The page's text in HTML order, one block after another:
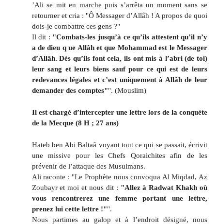
’Ali se mit en marche puis s’arrêta un moment sans se
retourner et cria : "Ô Messager d’Allâh ! A propos de quoi
dois-je combattre ces gens ?"
Il dit : "Combats-les jusqu’à ce qu’ils attestent qu’il n’y
a de dieu q ue Allâh et que Mohammad est le Messager
d’Allâh. Dès qu’ils font cela, ils ont mis à l’abri (de toi)
leur sang et leurs biens sauf pour ce qui est de leurs
redevances légales et c’est uniquement à Allâh de leur
demander des comptes"". (Mouslim)
Il est chargé d’intercepter une lettre lors de la conquète
de la Mecque (8 H ; 27 ans)
Hateb ben Abi Baltaâ voyant tout ce qui se passait, écrivit
une missive pour les Chefs Qoraichites afin de les
prévenir de l’attaque des Musulmans.
Ali raconte : "Le Prophète nous convoqua Al Miqdad, Az
Zoubayr et moi et nous dit : "Allez à Radwat Khakh où
vous rencontrerez une femme portant une lettre,
prenez lui cette lettre !"".
Nous partimes au galop et à l’endroit désigné, nous